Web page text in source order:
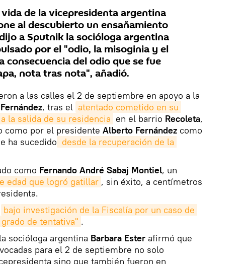
de la vicepresidenta argentina
al descubierto un ensañamiento
a Sputnik la socióloga argentina
por el "odio, la misoginia y el
consecuencia del odio que se fue
nota tras nota", añadió.
a las calles el 2 de septiembre en apoyo a la
, tras el atentado cometido en su
la salida de su residencia en el barrio Recoleta,
como por el presidente Alberto Fernández como
ha sucedido desde la recuperación de la
como Fernando André Sabaj Montiel, un
edad que logró gatillar , sin éxito, a centímetros
bajo investigación de la Fiscalía por un caso de
de tentativa" .
socióloga argentina Barbara Ester afirmó que
para el 2 de septiembre no solo
sino que también fueron en